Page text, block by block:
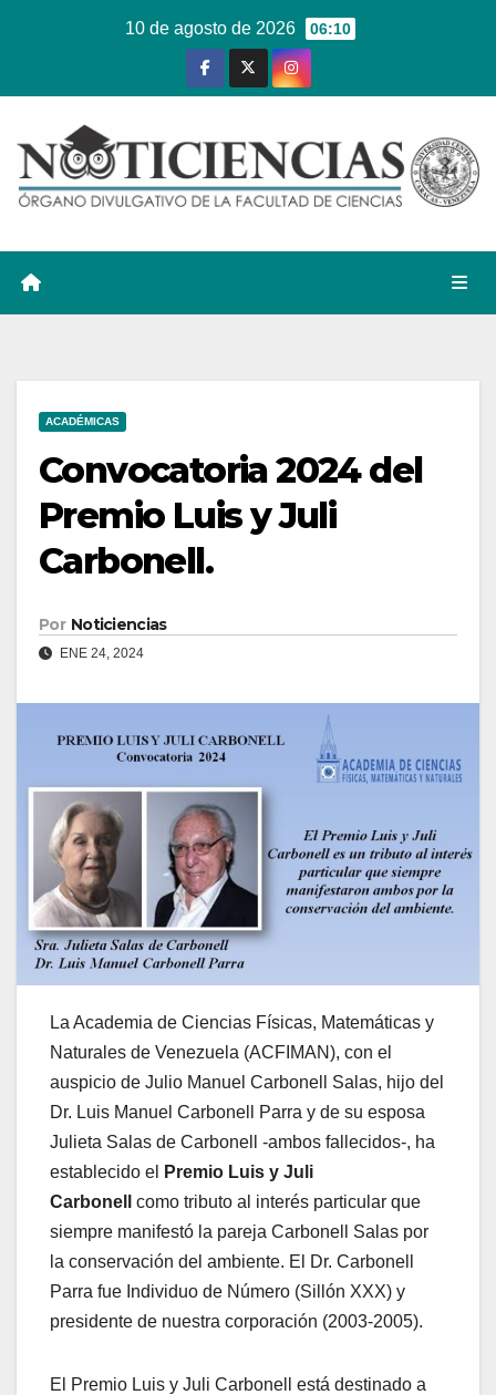
10 de agosto de 2026 06:10
ACADÉMICAS
Convocatoria 2024 del
Premio Luis y Juli
Carbonell.
Por Noticiencias
ENE 24, 2024
La Academia de Ciencias Físicas, Matemáticas y
Naturales de Venezuela (ACFIMAN), con el
auspicio de Julio Manuel Carbonell Salas, hijo del
Dr. Luis Manuel Carbonell Parra y de su esposa
Julieta Salas de Carbonell -ambos fallecidos-, ha
establecido el
Premio Luis y Juli
Carbonell
como tributo al interés particular que
siempre manifestó la pareja Carbonell Salas por
la conservación del ambiente. El Dr. Carbonell
Parra fue Individuo de Número (Sillón XXX) y
presidente de nuestra corporación (2003-2005).
El Premio Luis y Juli Carbonell está destinado a